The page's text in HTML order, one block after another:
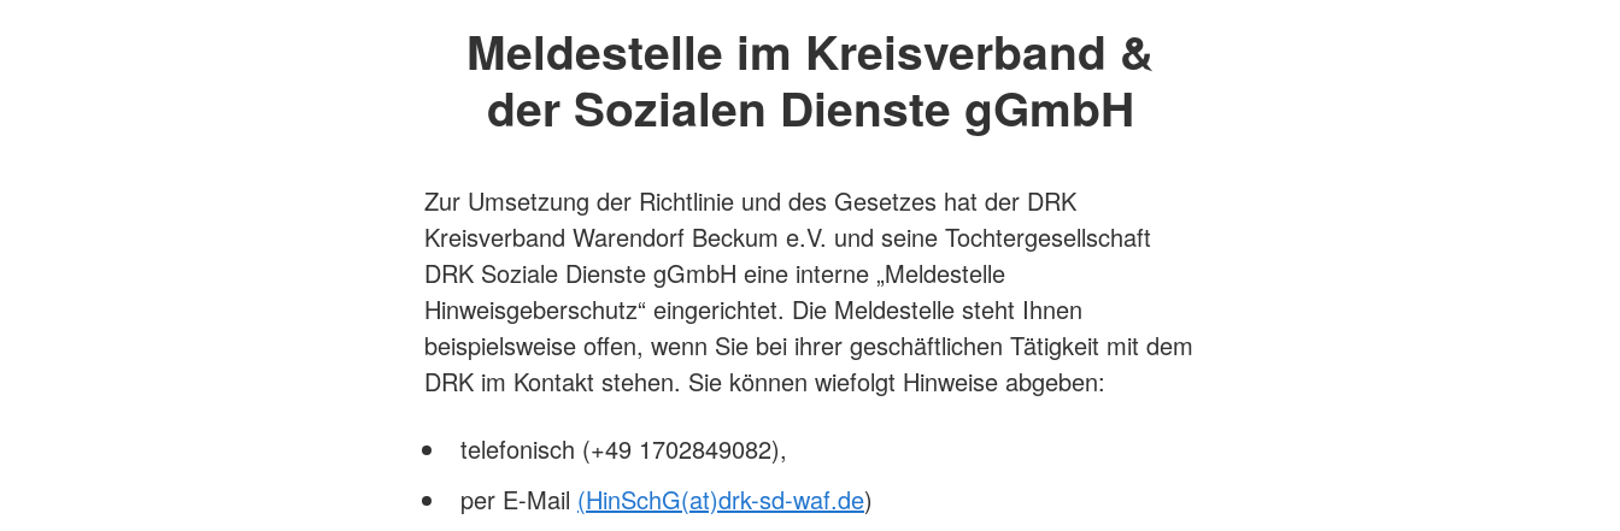
Meldestelle im Kreisverband &
der Sozialen Dienste gGmbH
Zur Umsetzung der Richtlinie und des Gesetzes hat der DRK
Kreisverband Warendorf Beckum e.V. und seine Tochtergesellschaft
DRK Soziale Dienste gGmbH eine interne „Meldestelle
Hinweisgeberschutz“ eingerichtet. Die Meldestelle steht Ihnen
beispielsweise offen, wenn Sie bei ihrer geschäftlichen Tätigkeit mit dem
DRK im Kontakt stehen. Sie können wiefolgt Hinweise abgeben:
telefonisch (+49 1702849082),
per E-Mail (HinSchG(at)drk-sd-waf.de)